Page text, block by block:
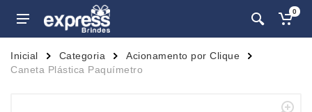
0
Inicial Categoria
Acionamento por Clique
Caneta Plástica Paquímetro